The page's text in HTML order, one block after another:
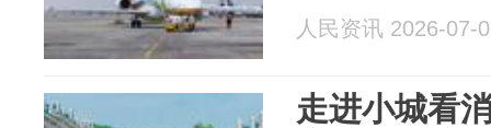
人民资讯 2026-07-
走进小城看